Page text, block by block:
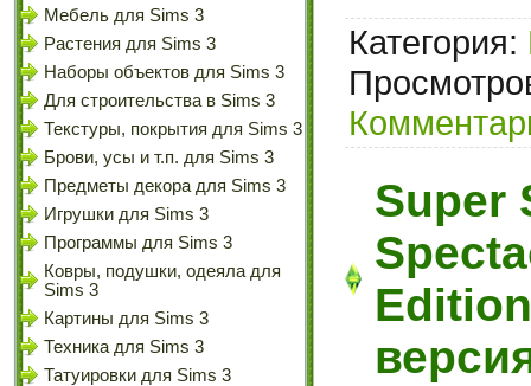
Мебель для Sims 3
Растения для Sims 3
Наборы объектов для Sims 3
Для строительства в Sims 3
Текстуры, покрытия для Sims 3
Брови, усы и т.п. для Sims 3
Предметы декора для Sims 3
Игрушки для Sims 3
Программы для Sims 3
Ковры, подушки, одеяла для
Sims 3
Картины для Sims 3
Техника для Sims 3
Татуировки для Sims 3
Категория:
Super